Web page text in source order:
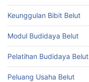
Keunggulan Bibit Belut
Modul Budidaya Belut
Pelatihan Budidaya Belut
Peluang Usaha Belut